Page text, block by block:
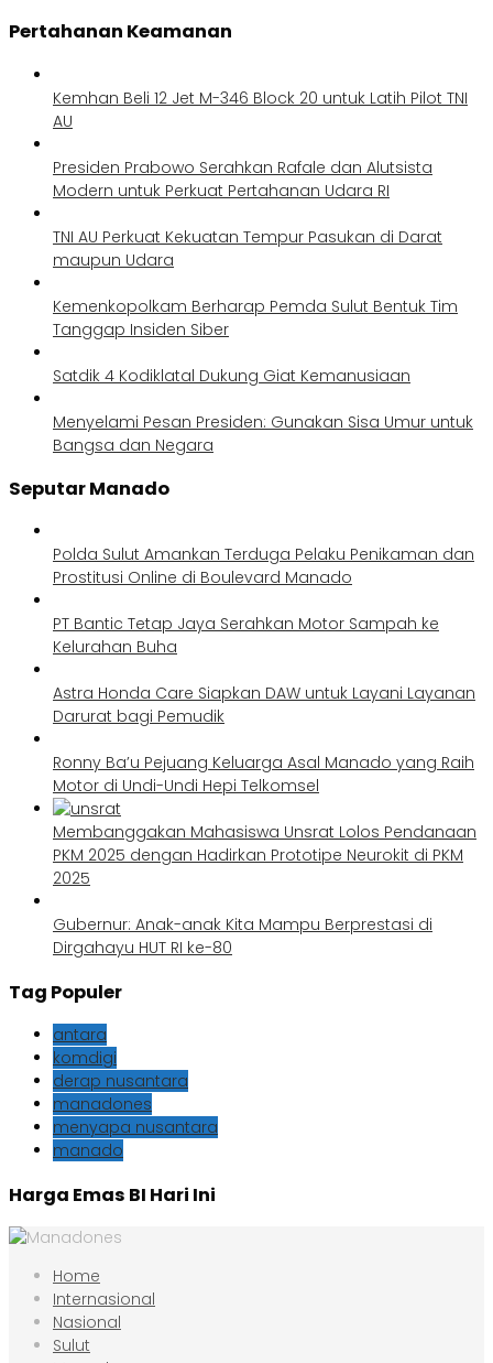
Pertahanan Keamanan
Kemhan Beli 12 Jet M-346 Block 20 untuk Latih Pilot TNI
AU
Presiden Prabowo Serahkan Rafale dan Alutsista
Modern untuk Perkuat Pertahanan Udara RI
TNI AU Perkuat Kekuatan Tempur Pasukan di Darat
maupun Udara
Kemenkopolkam Berharap Pemda Sulut Bentuk Tim
Tanggap Insiden Siber
Satdik 4 Kodiklatal Dukung Giat Kemanusiaan
Menyelami Pesan Presiden: Gunakan Sisa Umur untuk
Bangsa dan Negara
Seputar Manado
Polda Sulut Amankan Terduga Pelaku Penikaman dan
Prostitusi Online di Boulevard Manado
PT Bantic Tetap Jaya Serahkan Motor Sampah ke
Kelurahan Buha
Astra Honda Care Siapkan DAW untuk Layani Layanan
Darurat bagi Pemudik
Ronny Ba’u Pejuang Keluarga Asal Manado yang Raih
Motor di Undi-Undi Hepi Telkomsel
Membanggakan Mahasiswa Unsrat Lolos Pendanaan
PKM 2025 dengan Hadirkan Prototipe Neurokit di PKM
2025
Gubernur: Anak-anak Kita Mampu Berprestasi di
Dirgahayu HUT RI ke-80
Tag Populer
antara
komdigi
derap nusantara
manadones
menyapa nusantara
manado
Harga Emas BI Hari Ini
Home
Internasional
Nasional
Sulut